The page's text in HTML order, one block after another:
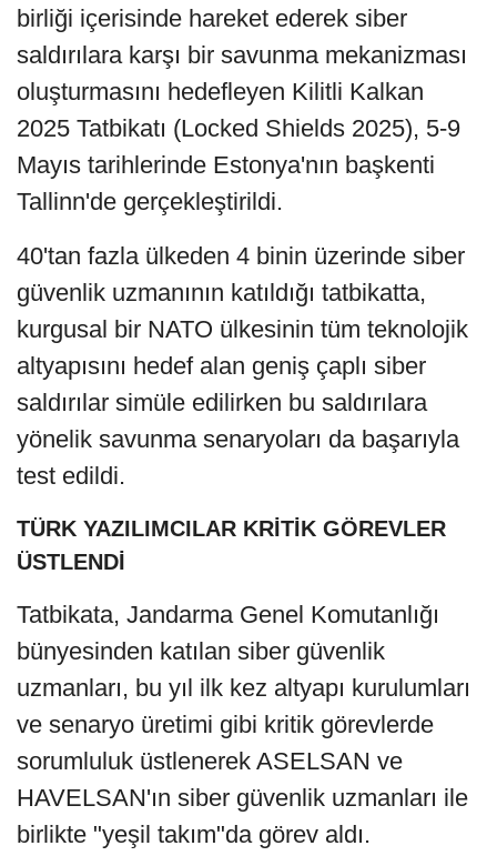
birliği içerisinde hareket ederek siber
saldırılara karşı bir savunma mekanizması
oluşturmasını hedefleyen Kilitli Kalkan
2025 Tatbikatı (Locked Shields 2025), 5-9
Mayıs tarihlerinde Estonya'nın başkenti
Tallinn'de gerçekleştirildi.
40'tan fazla ülkeden 4 binin üzerinde siber
güvenlik uzmanının katıldığı tatbikatta,
kurgusal bir NATO ülkesinin tüm teknolojik
altyapısını hedef alan geniş çaplı siber
saldırılar simüle edilirken bu saldırılara
yönelik savunma senaryoları da başarıyla
test edildi.
TÜRK YAZILIMCILAR KRİTİK GÖREVLER
ÜSTLENDİ
Tatbikata, Jandarma Genel Komutanlığı
bünyesinden katılan siber güvenlik
uzmanları, bu yıl ilk kez altyapı kurulumları
ve senaryo üretimi gibi kritik görevlerde
sorumluluk üstlenerek ASELSAN ve
HAVELSAN'ın siber güvenlik uzmanları ile
birlikte "yeşil takım"da görev aldı.